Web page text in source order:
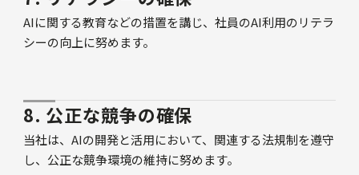
AIに関する教育などの措置を講じ、社員のAI利用のリテラ
シーの向上に努めます。
8. 公正な競争の確保
当社は、AIの開発と活用において、関連する法規制を遵守
し、公正な競争環境の維持に努めます。